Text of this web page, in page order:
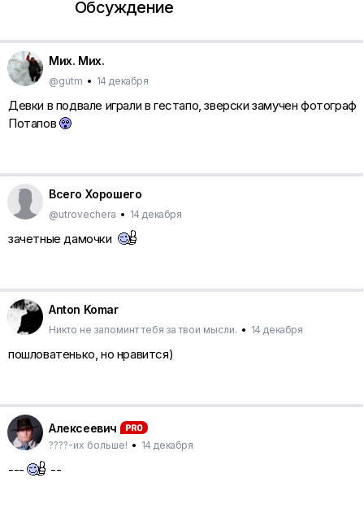
Обсуждение
Мих. Мих.
@gutm • 14 декабря
Девки в подвале играли в гестапо, зверски замучен фотограф
Потапов
Всего Хорошего
@utrovechera • 14 декабря
зачетные дамочки
Anton Komar
Никто не запоминт тебя за твои мысли. • 14 декабря
пошловатенько, но нравится)
Алексеевич
????-их больше! • 14 декабря
--- --